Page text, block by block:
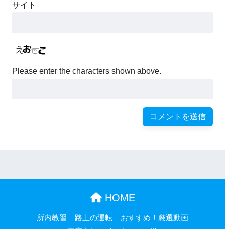
サイト
Please enter the characters shown above.
HOME
所内教習 路上の運転
おすすめ！厳選動画